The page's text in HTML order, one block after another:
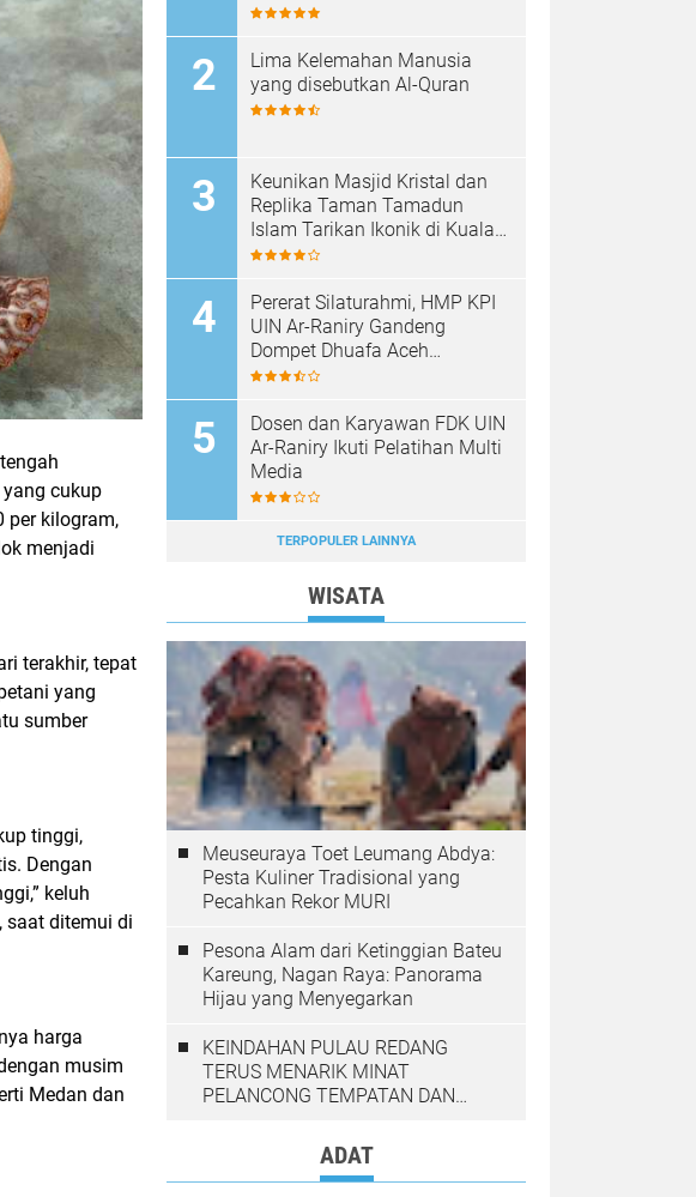
cukup
per kilogram,
menjadi
terakhir, tepat
yang
sumber
tinggi,
Dengan
keluh
saat ditemui di
harga
musim
Medan dan
Lima Kelemahan Manusia
yang disebutkan Al-Quran
Keunikan Masjid Kristal dan
Replika Taman Tamadun
Islam Tarikan Ikonik di Kuala
Terengganu, Malaysia
Pererat Silaturahmi, HMP KPI
UIN Ar-Raniry Gandeng
Dompet Dhuafa Aceh
Sukseskan Communication
Dosen dan Karyawan FDK UIN
Ar-Raniry Ikuti Pelatihan Multi
Media
TERPOPULER LAINNYA
WISATA
Meuseuraya Toet Leumang Abdya:
Pesta Kuliner Tradisional yang
Pecahkan Rekor MURI
Pesona Alam dari Ketinggian Bateu
Kareung, Nagan Raya: Panorama
Hijau yang Menyegarkan
KEINDAHAN PULAU REDANG
TERUS MENARIK MINAT
PELANCONG TEMPATAN DAN
ADAT